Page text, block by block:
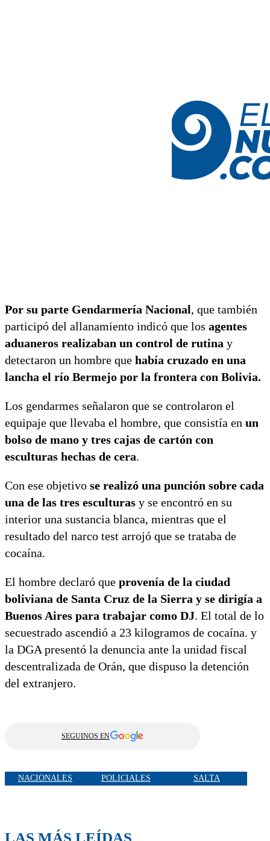
Por su parte Gendarmería Nacional, que también
participó del allanamiento indicó que los agentes
aduaneros realizaban un control de rutina y
detectaron un hombre que había cruzado en una
lancha el río Bermejo por la frontera con Bolivia.
Los gendarmes señalaron que se controlaron el
equipaje que llevaba el hombre, que consistía en un
bolso de mano y tres cajas de cartón con
esculturas hechas de cera.
Con ese objetivo se realizó una punción sobre cada
una de las tres esculturas y se encontró en su
interior una sustancia blanca, mientras que el
resultado del narco test arrojó que se trataba de
cocaína.
El hombre declaró que provenía de la ciudad
boliviana de Santa Cruz de la Sierra y se dirigía a
Buenos Aires para trabajar como DJ. El total de lo
secuestrado ascendió a 23 kilogramos de cocaína. y
la DGA presentó la denuncia ante la unidad fiscal
descentralizada de Orán, que dispuso la detención
del extranjero.
SEGUINOS EN
NACIONALES POLICIALES SALTA
LAS MÁS LEÍDAS